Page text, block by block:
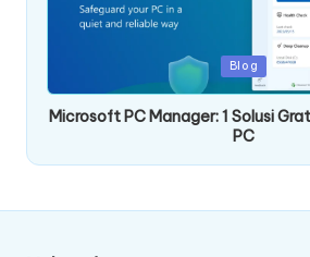
Blog
Microsoft PC Manager: 1 Solusi
PC